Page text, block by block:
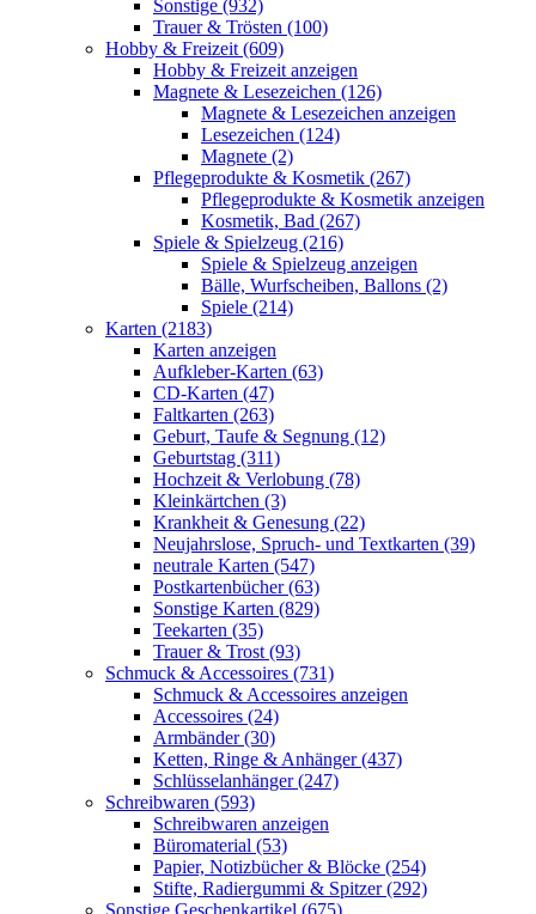
Sonstige (932)
Trauer & Trösten (100)
Hobby & Freizeit (609)
Hobby & Freizeit anzeigen
Magnete & Lesezeichen (126)
Magnete & Lesezeichen anzeigen
Lesezeichen (124)
Magnete (2)
Pflegeprodukte & Kosmetik (267)
Pflegeprodukte & Kosmetik anzeigen
Kosmetik, Bad (267)
Spiele & Spielzeug (216)
Spiele & Spielzeug anzeigen
Bälle, Wurfscheiben, Ballons (2)
Spiele (214)
Karten (2183)
Karten anzeigen
Aufkleber-Karten (63)
CD-Karten (47)
Faltkarten (263)
Geburt, Taufe & Segnung (12)
Geburtstag (311)
Hochzeit & Verlobung (78)
Kleinkärtchen (3)
Krankheit & Genesung (22)
Neujahrslose, Spruch- und Textkarten (39)
neutrale Karten (547)
Postkartenbücher (63)
Sonstige Karten (829)
Teekarten (35)
Trauer & Trost (93)
Schmuck & Accessoires (731)
Schmuck & Accessoires anzeigen
Accessoires (24)
Armbänder (30)
Ketten, Ringe & Anhänger (437)
Schlüsselanhänger (247)
Schreibwaren (593)
Schreibwaren anzeigen
Büromaterial (53)
Papier, Notizbücher & Blöcke (254)
Stifte, Radiergummi & Spitzer (292)
Sonstige Geschenkartikel (675)